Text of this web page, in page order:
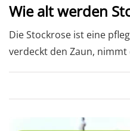
Wie alt werden
Die Stockrose ist eine
verdeckt den Zaun,